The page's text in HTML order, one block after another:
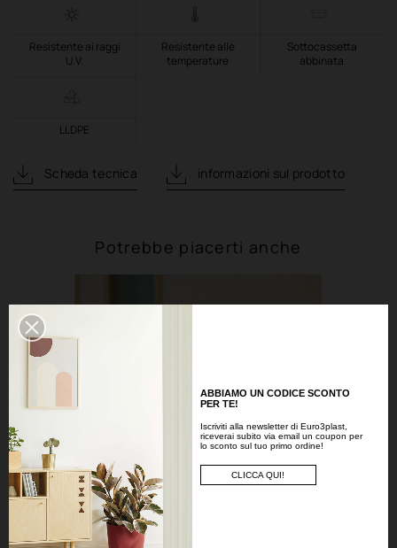
Resistente ai raggi
U.V.
Resistente alle
temperature
Sottocassetta
abbinata
LLDPE
Scheda tecnica informazioni sul prodotto
Potrebbe piacerti anche
ABBIAMO UN CODICE SCONTO
PER TE!
Iscriviti alla newsletter di Euro3plast,
riceverai subito via email un coupon per
lo sconto sul tuo primo ordine!
CLICCA QUI!